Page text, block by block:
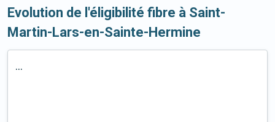
Evolution de l'éligibilité fibre à Saint-
Martin-Lars-en-Sainte-Hermine
...